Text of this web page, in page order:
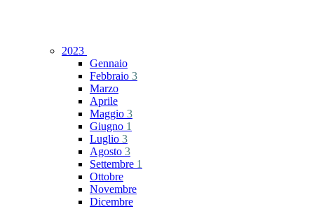
2023
Gennaio
Febbraio 3
Marzo
Aprile
Maggio 3
Giugno 1
Luglio 3
Agosto 3
Settembre 1
Ottobre
Novembre
Dicembre